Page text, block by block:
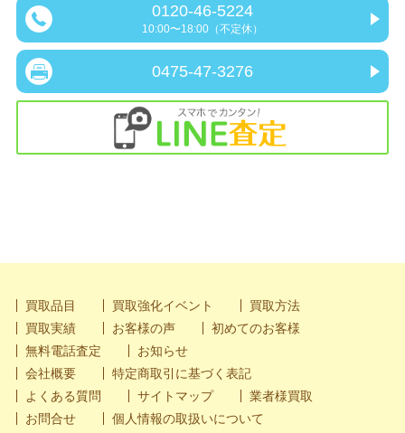
0120-46-5224
10:00〜18:00（不定休）
0475-47-3276
買取品目 買取強化イベント
買取方法
買取実績
お客様の声
初めてのお客様
無料電話査定
お知らせ
会社概要
特定商取引に基づく表記
よくある質問
サイトマップ
業者様買取
お問合せ
個人情報の取扱いについて